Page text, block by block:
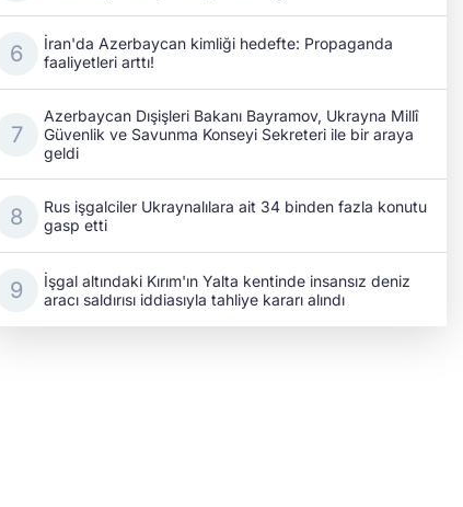
İran'da Azerbaycan kimliği hedefte: Propaganda
faaliyetleri arttı!
Azerbaycan Dışişleri Bakanı Bayramov, Ukrayna Millî
Güvenlik ve Savunma Konseyi Sekreteri ile bir araya
geldi
Rus işgalciler Ukraynalılara ait 34 binden fazla konutu
gasp etti
İşgal altındaki Kırım'ın Yalta kentinde insansız deniz
aracı saldırısı iddiasıyla tahliye kararı alındı